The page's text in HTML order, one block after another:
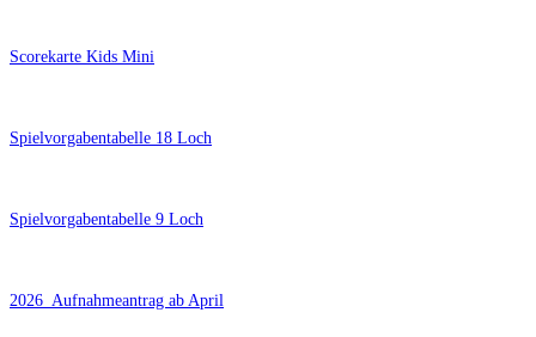
Scorekarte Kids Mini
Spielvorgabentabelle 18 Loch
Spielvorgabentabelle 9 Loch
2026_Aufnahmeantrag ab April